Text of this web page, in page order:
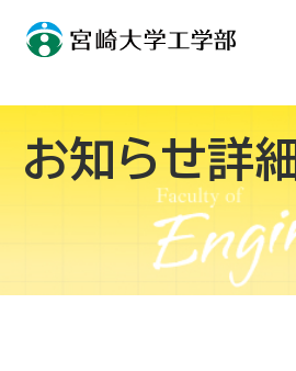
お知らせ詳細